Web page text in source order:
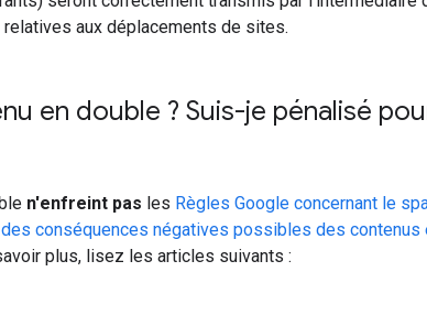
relatives aux déplacements de sites.
en double ? Suis-je pénalisé
n'enfreint pas les Règles Google concernant le
conséquences négatives possibles des contenus
plus, lisez les articles suivants :